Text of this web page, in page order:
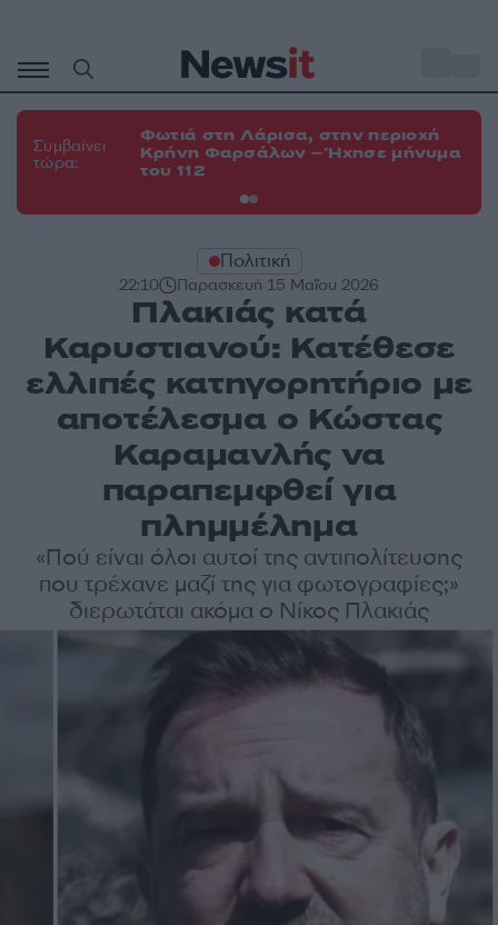
περιεχόμενο
Συμβαίνει
τώρα:
Φωτιά στη Λάρισα, στην περιοχή
Κρήνη Φαρσάλων – Ήχησε μήνυμα
του 112
Πολιτική
22:10 Παρασκευή 15 Μαΐου 2026
Πλακιάς κατά
Καρυστιανού: Κατέθεσε
ελλιπές κατηγορητήριο με
αποτέλεσμα ο Κώστας
Καραμανλής να
παραπεμφθεί για
πλημμέλημα
«Πού είναι όλοι αυτοί της αντιπολίτευσης
που τρέχανε μαζί της για φωτογραφίες;»
διερωτάται ακόμα ο Νίκος Πλακιάς